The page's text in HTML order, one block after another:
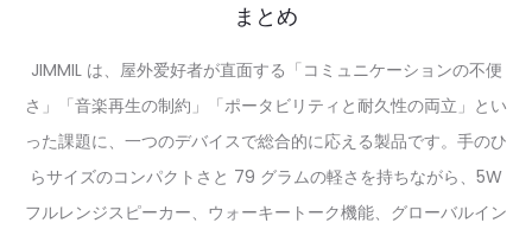
まとめ
JIMMIL は、屋外爱好者が直面する「コミュニケーションの不便
さ」「音楽再生の制約」「ポータビリティと耐久性の両立」とい
った課題に、一つのデバイスで総合的に応える製品です。手のひ
らサイズのコンパクトさと 79 グラムの軽さを持ちながら、5W
フルレンジスピーカー、ウォーキートーク機能、グローバルイン